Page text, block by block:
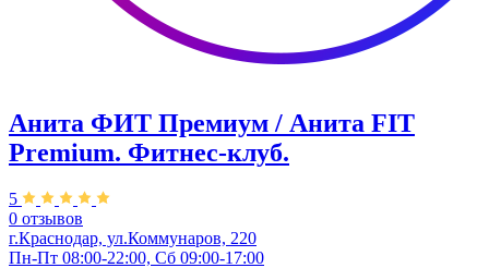
Анита ФИТ Премиум / Анита FIT
Premium. Фитнес-клуб.
5
0 отзывов
г.Краснодар, ул.Коммунаров, 220
Пн-Пт 08:00-22:00, Сб 09:00-17:00